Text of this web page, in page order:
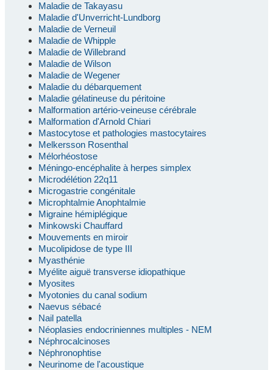
Maladie de Takayasu
Maladie d'Unverricht-Lundborg
Maladie de Verneuil
Maladie de Whipple
Maladie de Willebrand
Maladie de Wilson
Maladie de Wegener
Maladie du débarquement
Maladie gélatineuse du péritoine
Malformation artério-veineuse cérébrale
Malformation d'Arnold Chiari
Mastocytose et pathologies mastocytaires
Melkersson Rosenthal
Mélorhéostose
Méningo-encéphalite à herpes simplex
Microdélétion 22q11
Microgastrie congénitale
Microphtalmie Anophtalmie
Migraine hémiplégique
Minkowski Chauffard
Mouvements en miroir
Mucolipidose de type III
Myasthénie
Myélite aiguë transverse idiopathique
Myosites
Myotonies du canal sodium
Naevus sébacé
Nail patella
Néoplasies endocriniennes multiples - NEM
Néphrocalcinoses
Néphronophtise
Neurinome de l'acoustique